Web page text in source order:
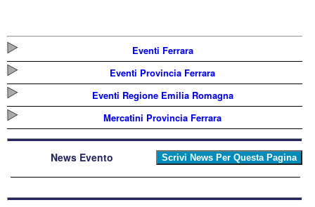
Eventi Ferrara
Eventi Provincia Ferrara
Eventi Regione Emilia Romagna
Mercatini Provincia Ferrara
News Evento